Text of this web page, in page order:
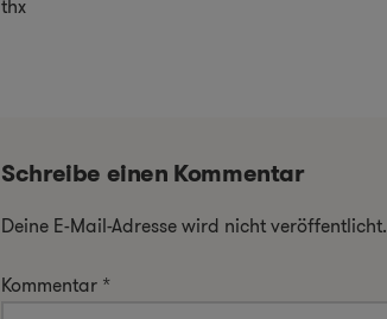
thx
Schreibe einen Kommentar
Deine E-Mail-Adresse wird nicht veröffentlicht.
Kommentar *